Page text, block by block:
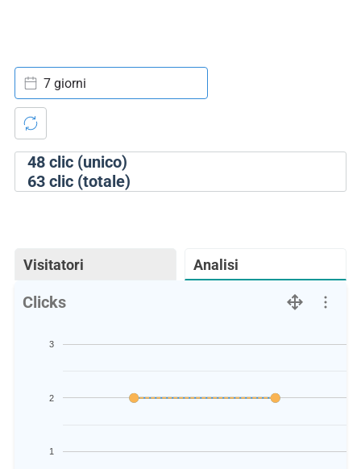
48clic (unico)
63clic (totale)
7 giorni
Visitatori Analisi
Clicks
1
2
3